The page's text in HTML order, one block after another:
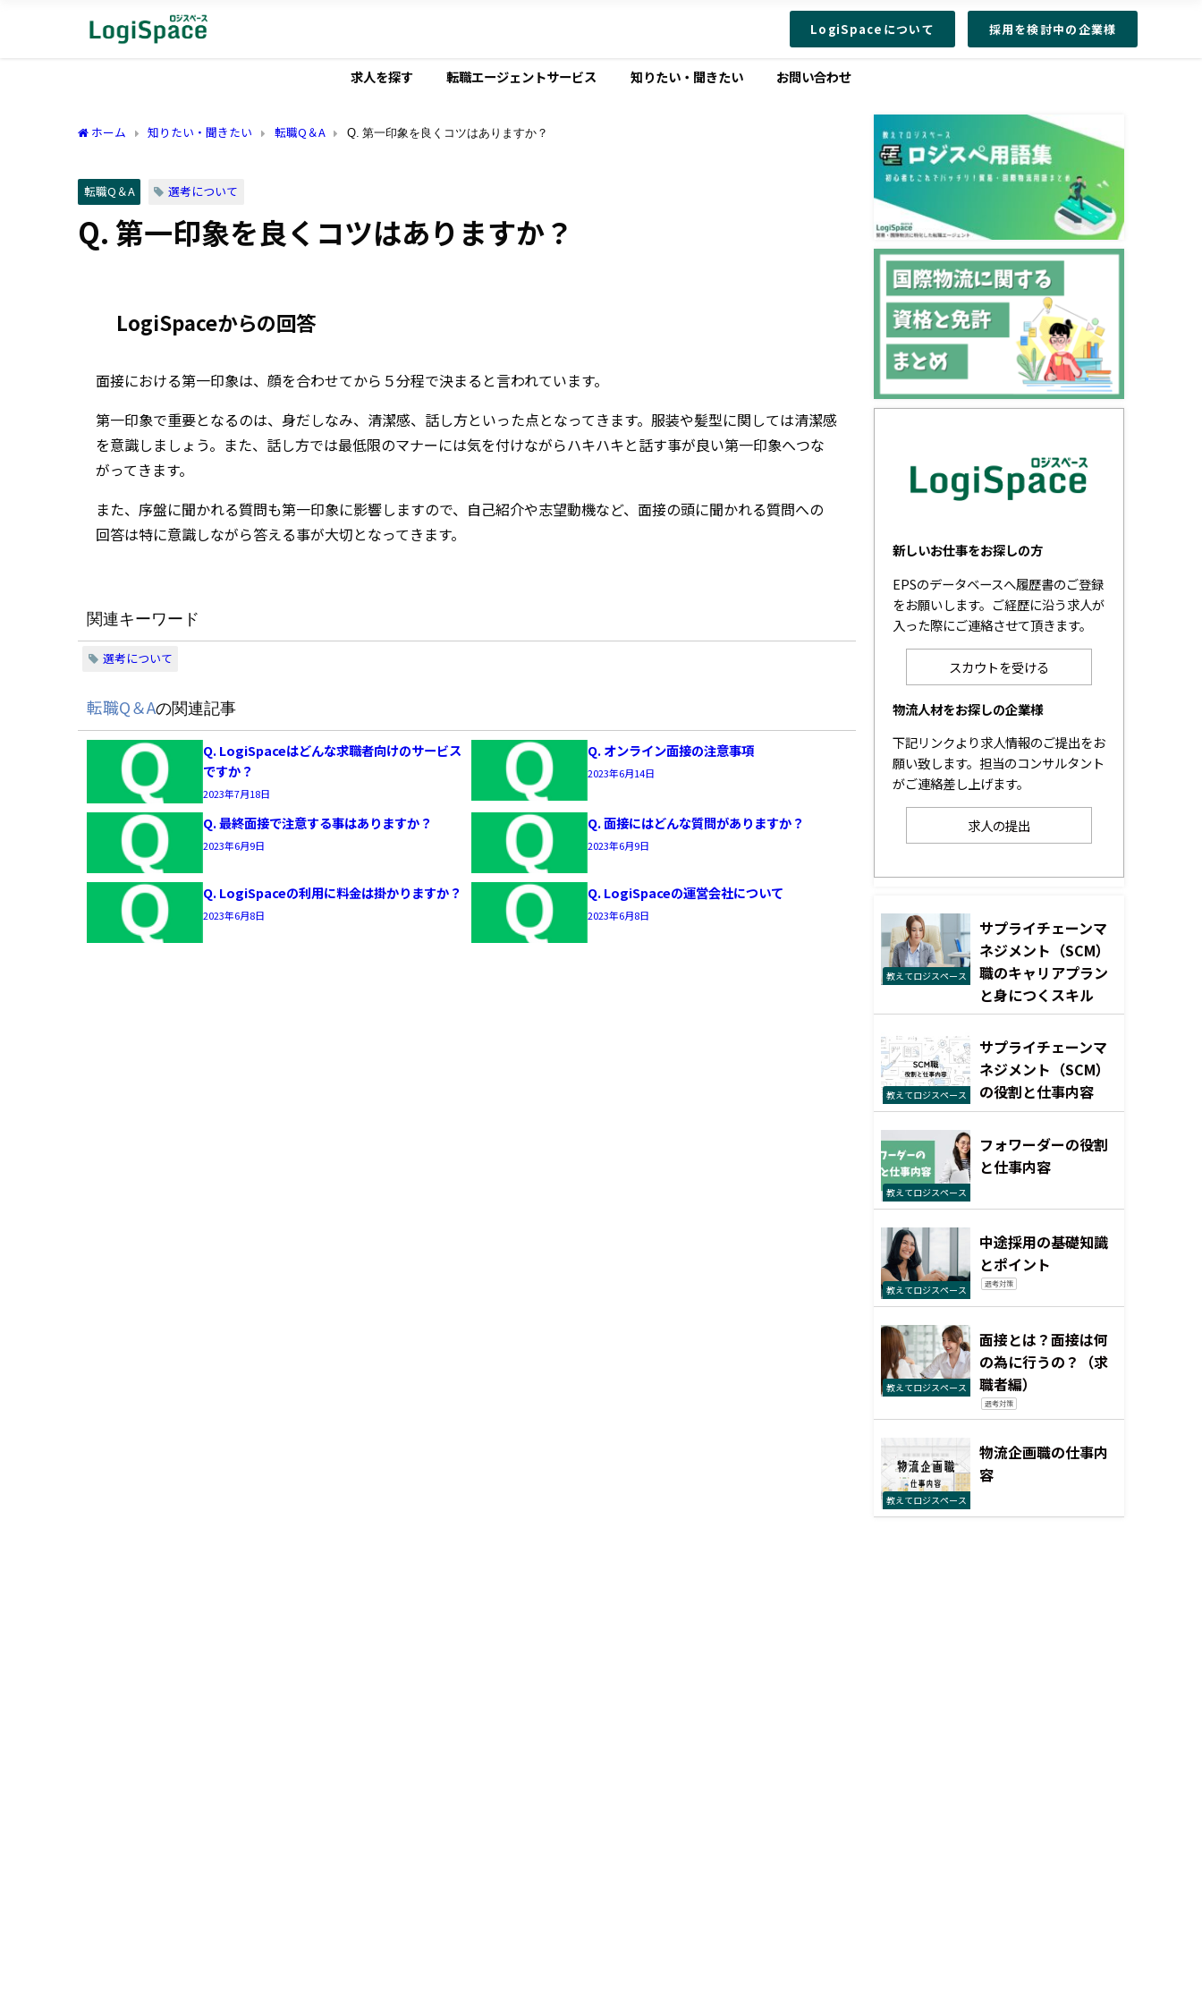
LogiSpaceについて 採用を検討中の企業様
求人を探す 転職エージェントサービス 知りたい・聞きたい お問い合わせ
ホーム 知りたい・聞きたい 転職Q＆A Q. 第一印象を良くコツはありますか？
転職Q＆A 選考について
Q. 第一印象を良くコツはありますか？
LogiSpaceからの回答
面接における第一印象は、顔を合わせてから５分程で決まると言われています。
第一印象で重要となるのは、身だしなみ、清潔感、話し方といった点となってきます。服装や髪型に関しては清潔感
を意識しましょう。また、話し方では最低限のマナーには気を付けながらハキハキと話す事が良い第一印象へつな
がってきます。
また、序盤に聞かれる質問も第一印象に影響しますので、自己紹介や志望動機など、面接の頭に聞かれる質問への
回答は特に意識しながら答える事が大切となってきます。
関連キーワード
選考について
転職Q＆Aの関連記事
Q. LogiSpaceはどんな求職者向けのサービス
ですか？
2023年7月18日
Q. オンライン面接の注意事項
2023年6月14日
Q. 最終面接で注意する事はありますか？
2023年6月9日
Q. 面接にはどんな質問がありますか？
2023年6月9日
Q. LogiSpaceの利用に料金は掛かりますか？
2023年6月8日
Q. LogiSpaceの運営会社について
2023年6月8日
新しいお仕事をお探しの方
EPSのデータベースへ履歴書のご登録
をお願いします。ご経歴に沿う求人が
入った際にご連絡させて頂きます。
スカウトを受ける
物流人材をお探しの企業様
下記リンクより求人情報のご提出をお
願い致します。担当のコンサルタント
がご連絡差し上げます。
求人の提出
教えてロジスペース
サプライチェーンマ
ネジメント（SCM）
職のキャリアプラン
と身につくスキル
教えてロジスペース
サプライチェーンマ
ネジメント（SCM）
の役割と仕事内容
教えてロジスペース
フォワーダーの役割
と仕事内容
教えてロジスペース
中途採用の基礎知識
とポイント
選考対策
教えてロジスペース
面接とは？面接は何
の為に行うの？（求
職者編）
選考対策
教えてロジスペース
物流企画職の仕事内
容